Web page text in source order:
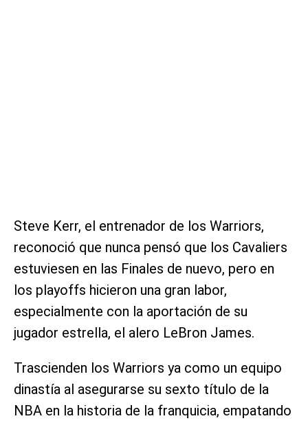
Steve Kerr, el entrenador de los Warriors,
reconoció que nunca pensó que los Cavaliers
estuviesen en las Finales de nuevo, pero en
los playoffs hicieron una gran labor,
especialmente con la aportación de su
jugador estrella, el alero LeBron James.
Trascienden los Warriors ya como un equipo
dinastía al asegurarse su sexto título de la
NBA en la historia de la franquicia, empatando